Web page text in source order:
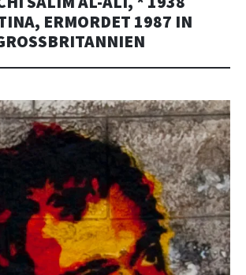
ERMORDET 1987 IN